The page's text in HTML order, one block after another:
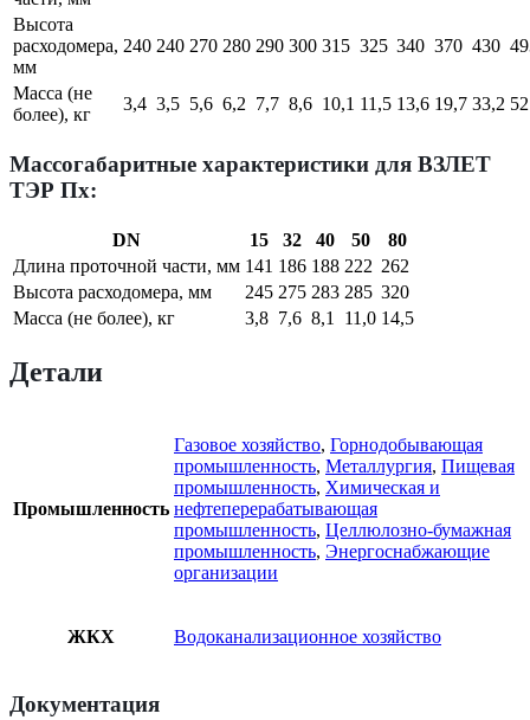
Высота
расходомера,
мм
240 240 270 280 290 300 315 325 340 370 430
Масса (не
более), кг
3,4 3,5 5,6 6,2 7,7 8,6 10,1 11,5 13,6 19,7 33,2 52
Массогабаритные характеристики для ВЗЛЕТ
ТЭР Пх:
DN 15 32 40 50
80
Длина проточной части, мм 141 186 188 222 262
Высота расходомера, мм
245 275 283 285 320
Масса (не более), кг
3,8 7,6 8,1 11,0 14,5
Детали
Промышленность
Газовое хозяйство, Горнодобывающая
промышленность, Металлургия, Пищевая
промышленность, Химическая и
нефтеперерабатывающая
промышленность, Целлюлозно-бумажная
промышленность, Энергоснабжающие
организации
ЖКХ Водоканализационное хозяйство
Документация